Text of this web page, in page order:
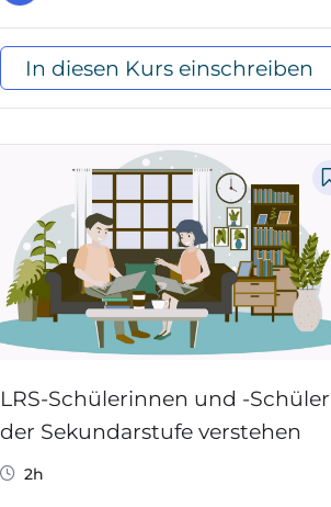
In diesen Kurs einschreiben
LRS-Schülerinnen und -Schüler
der Sekundarstufe verstehen
2h